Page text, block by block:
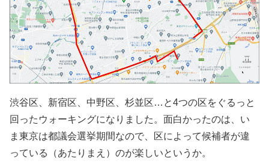
渋谷区、新宿区、中野区、杉並区…と4つの区をぐるっと
回ったウォーキングになりました。面白かったのは、い
ま東京は都議会選挙期間なので、区によって候補者が違
っている（あたりまえ）のが楽しいというか。